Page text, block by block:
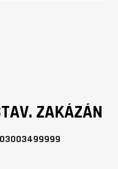
ZAKÁZÁN